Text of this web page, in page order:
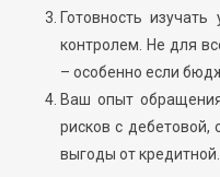
Готовность
контролем. Не для
– особенно если
Ваш опыт
рисков с
выгоды от кредитной.